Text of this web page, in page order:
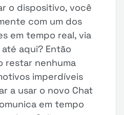
o dispositivo, você
com um dos
em tempo real, via
aqui? Então
restar nenhuma
imperdíveis
a usar o novo Chat
em tempo